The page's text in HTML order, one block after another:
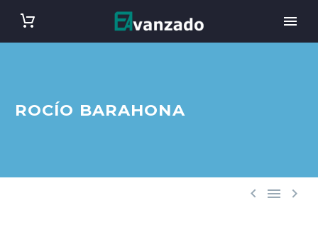
ROCÍO BARAHONA
  